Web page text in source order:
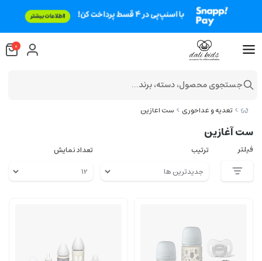
تغذیه و غذاخوری ست آغازین
ست آغازین
فیلتر ترتیب تعداد نمایش
0
جستجوی محصول، دسته، برند...